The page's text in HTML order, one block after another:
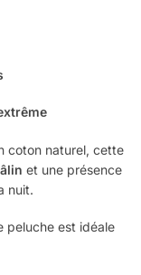
coton naturel, cette
et une présence
nuit.
peluche est idéale